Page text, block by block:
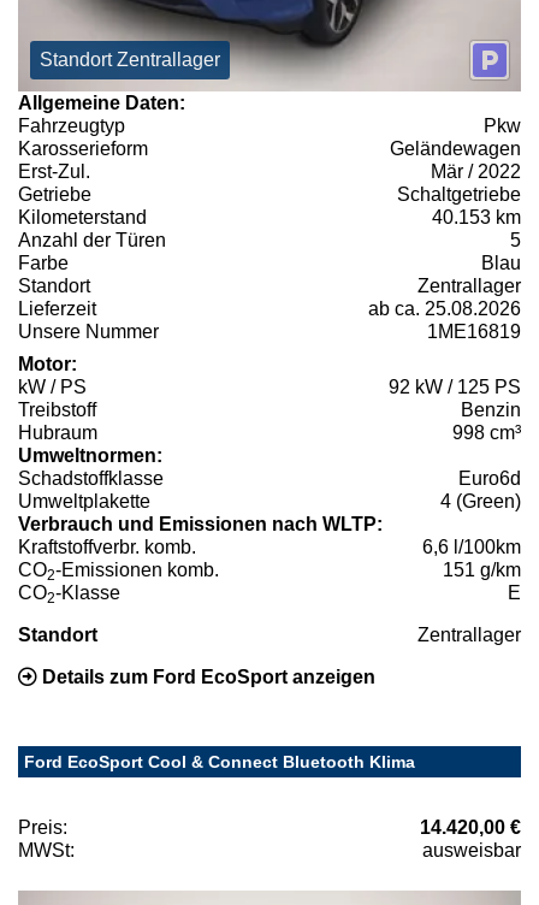
Standort Zentrallager
Allgemeine Daten:
Fahrzeugtyp
Pkw
Karosserieform
Geländewagen
Erst-Zul.
Mär / 2022
Getriebe
Schaltgetriebe
Kilometerstand
40.153 km
Anzahl der Türen
5
Farbe
Blau
Standort
Zentrallager
Lieferzeit
ab ca. 25.08.2026
Unsere Nummer
1ME16819
Motor:
kW / PS
92 kW / 125 PS
Treibstoff
Benzin
Hubraum
998 cm³
Umweltnormen:
Schadstoffklasse
Euro6d
Umweltplakette
4 (Green)
Verbrauch und Emissionen nach WLTP:
Kraftstoffverbr. komb.
6,6 l/100km
CO2-Emissionen komb.
151 g/km
CO2-Klasse E
Standort Zentrallager
Details zum Ford EcoSport anzeigen
Ford EcoSport Cool & Connect Bluetooth Klima
Preis:
14.420,00 €
MWSt:
ausweisbar